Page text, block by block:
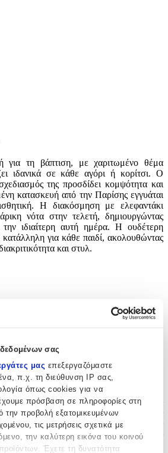
σας
μας επεξεργαζόμαστε
π.χ. τη διεύθυνση IP σας,
όπως cookies για να
πρόσβαση σε πληροφορίες στη
προβολή εξατομικευμένων
τις μετρήσεις σχετικά με
την καλύτερη εικόνα του κοινού
Έχετε τη δυνατότητα
για τη βάπτιση, με χαριτωμένο θέμα
ιδανικά σε κάθε αγόρι ή κορίτσι. Ο
της προσδίδει κομψότητα και
κατασκευή από την Παρίσης εγγυάται
Η διακόσμηση με ελεφαντάκι
νότα στην τελετή, δημιουργώντας
την ιδιαίτερη αυτή ημέρα. Η ουδέτερη
για κάθε παιδί, ακολουθώντας
και στυλ.
για τη βάπτιση, με χαριτωμένο θέμα
ιδανικά σε κάθε αγόρι ή κορίτσι. Ο
της προσδίδει κομψότητα και
κατασκευή από την Παρίσης εγγυάται
Η διακόσμηση με ελεφαντάκι
νότα στην τελετή, δημιουργώντας
την ιδιαίτερη αυτή ημέρα. Η ουδέτερη